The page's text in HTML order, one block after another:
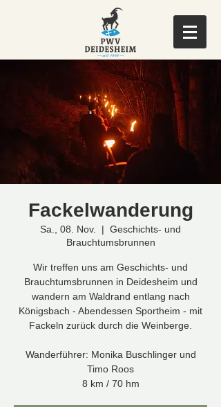
Fackelwanderung
Sa., 08. Nov.
  |
Geschichts- und
Brauchtumsbrunnen
Wir treffen uns am Geschichts- und
Brauchtumsbrunnen in Deidesheim und
wandern am Waldrand entlang nach
Königsbach - Abendessen Sportheim - mit
Fackeln zurück durch die Weinberge.
Wanderführer: Monika Buschlinger und
Timo Roos
8 km / 70 hm